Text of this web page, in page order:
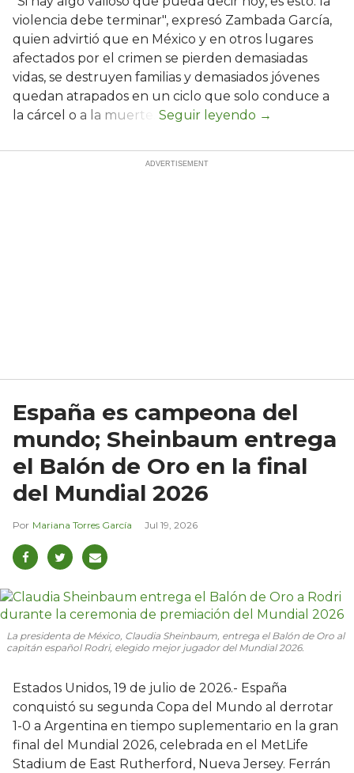
violencia debe terminar", expresó Zambada García,
quien advirtió que en México y en otros lugares
afectados por el crimen se pierden demasiadas
vidas, se destruyen familias y demasiados jóvenes
quedan atrapados en un ciclo que solo conduce a
la cárcel o a la muerte.
España es campeona del
mundo; Sheinbaum entrega
el Balón de Oro en la final
del Mundial 2026
Mariana Torres García Jul 19, 2026
La presidenta de México, Claudia Sheinbaum, entrega el Balón de Oro al
capitán español Rodri, elegido mejor jugador del Mundial 2026.
Estados Unidos, 19 de julio de 2026.- España
conquistó su segunda Copa del Mundo al derrotar
1-0 a Argentina en tiempo suplementario en la gran
final del Mundial 2026, celebrada en el MetLife
Stadium de East Rutherford, Nueva Jersey. Ferrán